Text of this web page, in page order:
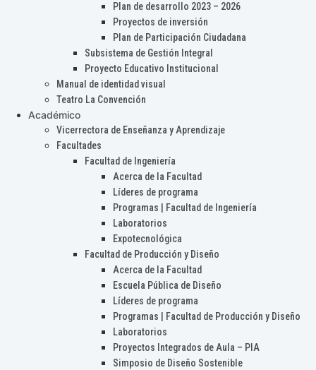
Plan de desarrollo 2023 – 2026
Proyectos de inversión
Plan de Participación Ciudadana
Subsistema de Gestión Integral
Proyecto Educativo Institucional
Manual de identidad visual
Teatro La Convención
Académico
Vicerrectora de Enseñanza y Aprendizaje
Facultades
Facultad de Ingeniería
Acerca de la Facultad
Líderes de programa
Programas | Facultad de Ingeniería
Laboratorios
Expotecnológica
Facultad de Producción y Diseño
Acerca de la Facultad
Escuela Pública de Diseño
Líderes de programa
Programas | Facultad de Producción y Diseño
Laboratorios
Proyectos Integrados de Aula – PIA
Simposio de Diseño Sostenible